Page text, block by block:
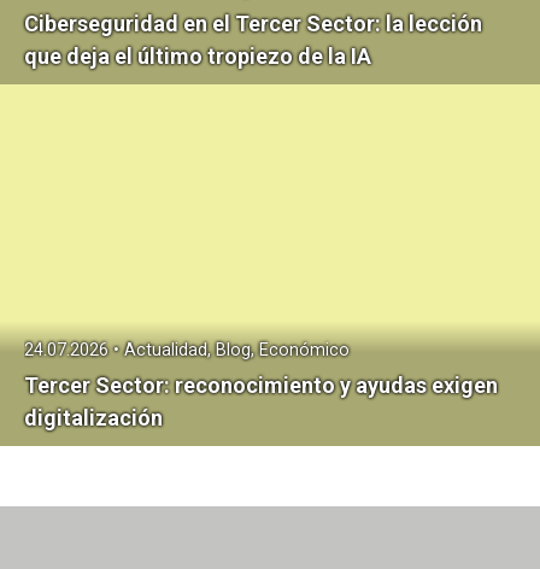
Ciberseguridad en el Tercer Sector: la lección
que deja el último tropiezo de la IA
Tercer Sector: reconocimiento y ayudas exigen
digitalización
24.07.2026 • Actualidad, Blog, Económico